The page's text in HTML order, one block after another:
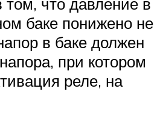
баке понижено не
в баке должен
при котором
реле, на